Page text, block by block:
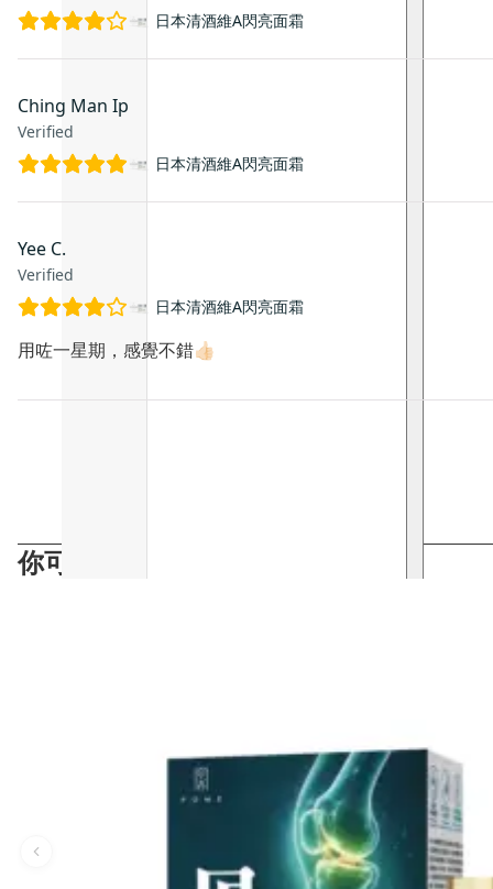
日本清酒維A閃亮面霜
Ching Man Ip
Verified
日本清酒維A閃亮面霜
Yee C.
Verified
日本清酒維A閃亮面霜
用咗一星期，感覺不錯👍🏻
你可能會喜歡